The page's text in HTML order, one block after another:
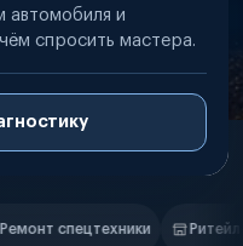
автомобиля и
спросить мастера.
Управляющие компании